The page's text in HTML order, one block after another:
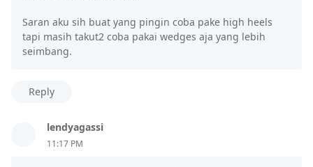
Saran aku sih buat yang pingin coba pake high heels
tapi masih takut2 coba pakai wedges aja yang lebih
seimbang.
Reply
lendyagassi
11:17 PM